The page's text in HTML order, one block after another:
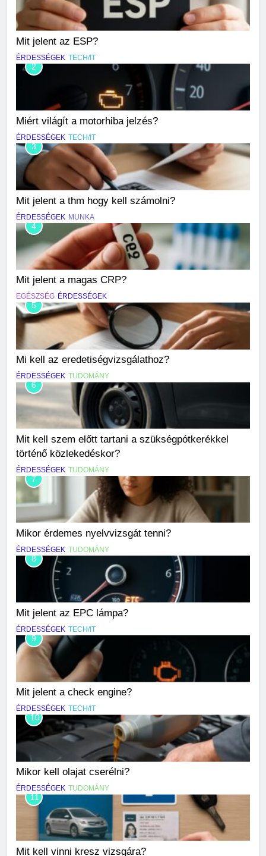
Mit jelent az ESP?
ÉRDESSÉGEK TECH/IT
2
Miért világít a motorhiba jelzés?
ÉRDESSÉGEK TECH/IT
3
Mit jelent a thm hogy kell számolni?
ÉRDESSÉGEK MUNKA
4
Mit jelent a magas CRP?
EGÉSZSÉG ÉRDESSÉGEK
5
Mi kell az eredetiségvizsgálathoz?
ÉRDESSÉGEK TUDOMÁNY
6
Mit kell szem előtt tartani a szükségpótkerékkel
történő közlekedéskor?
ÉRDESSÉGEK TUDOMÁNY
7
Mikor érdemes nyelvvizsgát tenni?
ÉRDESSÉGEK TUDOMÁNY
8
Mit jelent az EPC lámpa?
ÉRDESSÉGEK TECH/IT
9
Mit jelent a check engine?
ÉRDESSÉGEK TECH/IT
10
Mikor kell olajat cserélni?
ÉRDESSÉGEK TUDOMÁNY
11
Mit kell vinni kresz vizsgára?